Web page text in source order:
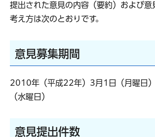
提出された意見の内容（要約）および意
考え方は次のとおりです。
意見募集期間
2010年（平成22年）3月1日（月曜日
（水曜日）
意見提出件数